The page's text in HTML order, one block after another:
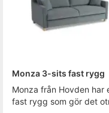
Monza 3-sits fast rygg
Monza från Hovden har
fast rygg som gör det